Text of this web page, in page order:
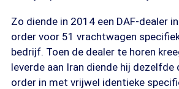
Zo diende in 2014 een DAF-dealer
order voor 51 vrachtwagen
bedrijf. Toen de dealer te horen
leverde aan Iran diende hij dezelfde
order in met vrijwel identieke